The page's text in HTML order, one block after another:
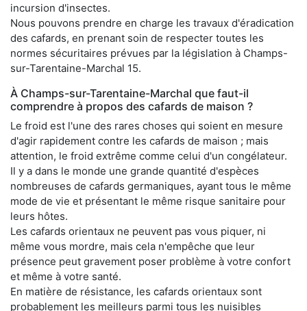
incursion d'insectes.
Nous pouvons prendre en charge les travaux d'éradication
des cafards, en prenant soin de respecter toutes les
normes sécuritaires prévues par la législation à Champs-
sur-Tarentaine-Marchal 15.
À Champs-sur-Tarentaine-Marchal que faut-il
comprendre à propos des cafards de maison ?
Le froid est l'une des rares choses qui soient en mesure
d'agir rapidement contre les cafards de maison ; mais
attention, le froid extrême comme celui d'un congélateur.
Il y a dans le monde une grande quantité d'espèces
nombreuses de cafards germaniques, ayant tous le même
mode de vie et présentant le même risque sanitaire pour
leurs hôtes.
Les cafards orientaux ne peuvent pas vous piquer, ni
même vous mordre, mais cela n'empêche que leur
présence peut gravement poser problème à votre confort
et même à votre santé.
En matière de résistance, les cafards orientaux sont
probablement les meilleurs parmi tous les nuisibles